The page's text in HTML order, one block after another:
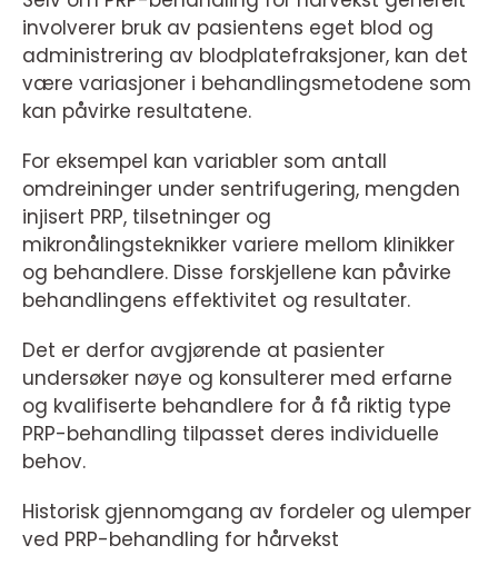
involverer bruk av pasientens eget blod og
administrering av blodplatefraksjoner, kan det
være variasjoner i behandlingsmetodene som
kan påvirke resultatene.
For eksempel kan variabler som antall
omdreininger under sentrifugering, mengden
injisert PRP, tilsetninger og
mikronålingsteknikker variere mellom klinikker
og behandlere. Disse forskjellene kan påvirke
behandlingens effektivitet og resultater.
Det er derfor avgjørende at pasienter
undersøker nøye og konsulterer med erfarne
og kvalifiserte behandlere for å få riktig type
PRP-behandling tilpasset deres individuelle
behov.
Historisk gjennomgang av fordeler og ulemper
ved PRP-behandling for hårvekst